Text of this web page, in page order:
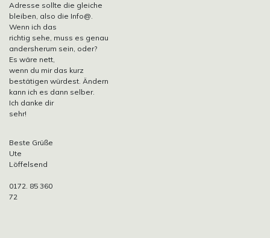
Adresse sollte die gleiche
bleiben, also die Info@.
Wenn ich das
richtig sehe, muss es genau
andersherum sein, oder?
Es wäre nett,
wenn du mir das kurz
bestätigen würdest. Ändern
kann ich es dann selber.
Ich danke dir
sehr!
Beste Grüße
Ute
Löffelsend
0172. 85 360
72